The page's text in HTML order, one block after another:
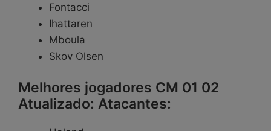
Fontacci
Ihattaren
Mboula
Skov Olsen
Melhores jogadores CM 01 02
Atualizado: Atacantes: